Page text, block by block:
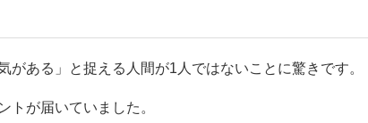
がある」と捉える人間が1人ではないことに驚きです。
トが届いていました。